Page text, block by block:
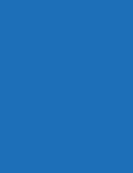
bakkallar,
toptan
yüksek